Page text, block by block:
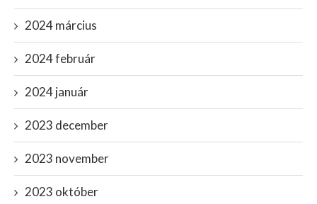
2024 március
2024 február
2024 január
2023 december
2023 november
2023 október